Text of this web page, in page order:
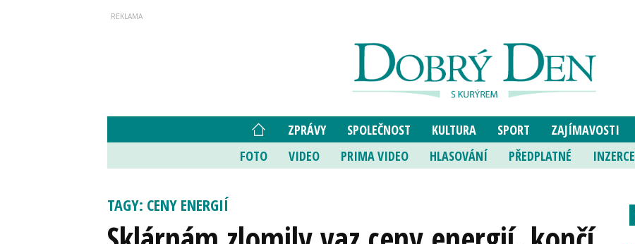
ZPRÁVY SPOLEČNOST KULTURA SPORT ZAJÍMAVOSTI
FOTO
VIDEO PRIMA VIDEO HLASOVÁNÍ PŘEDPLATNÉ INZERCE
TAGY: CENY ENERGIÍ